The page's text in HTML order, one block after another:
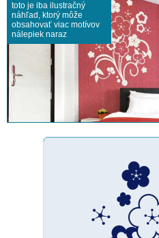
toto je iba ilustračný
náhľad, ktorý môže
obsahovať viac motívov
nálepiek naraz